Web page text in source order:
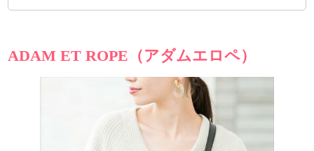
ADAM ET ROPE（アダムエロペ）